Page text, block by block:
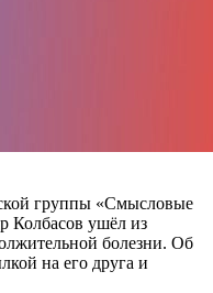
группы «Смысловые
Колбасов ушёл из
болезни. Об
на его друга и